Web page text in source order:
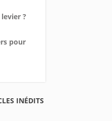
?
pour
INÉDITS